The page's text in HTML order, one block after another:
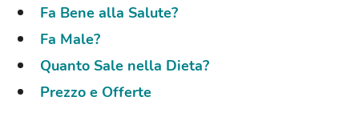
Fa Bene alla Salute?
Fa Male?
Quanto Sale nella Dieta?
Prezzo e Offerte